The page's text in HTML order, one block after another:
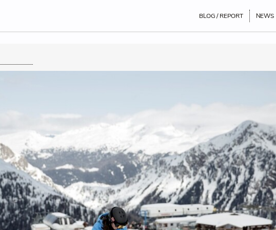
BLOG / REPORT NEWS